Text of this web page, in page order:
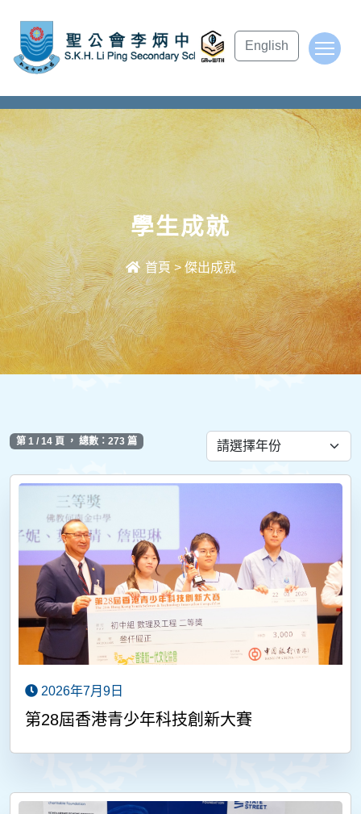
English
學生成就
首頁 > 傑出成就
第 1 / 14 頁 ， 總數：273 篇
2026年7月9日
第28屆香港青少年科技創新大賽